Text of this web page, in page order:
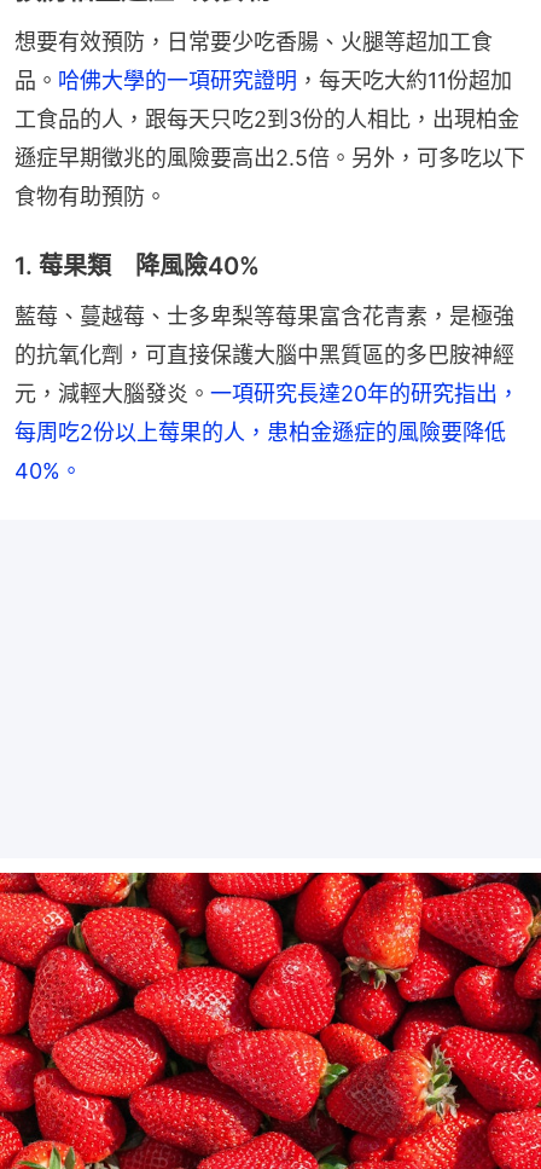
想要有效預防，日常要少吃香腸、火腿等超加工食
品。 哈佛大學的一項研究證明 ，每天吃大約11份超加
工食品的人，跟每天只吃2到3份的人相比，出現柏金
遜症早期徵兆的風險要高出2.5倍。另外，可多吃以下
食物有助預防。
1. 莓果類 降風險40%
藍莓、蔓越莓、士多卑梨等莓果富含花青素，是極強
的抗氧化劑，可直接保護大腦中黑質區的多巴胺神經
元，減輕大腦發炎。 一項研究長達20年的研究指出，
每周吃2份以上莓果的人，患柏金遜症的風險要降低
40%。